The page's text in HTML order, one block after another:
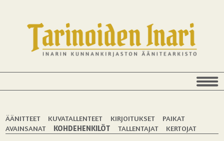
ÄÄNITTEET KUVATALLENTEET KIRJOITUKSET
PAIKAT
AVAINSANAT
KOHDEHENKILÖT TALLENTAJAT KERTOJAT